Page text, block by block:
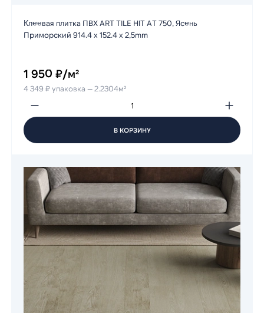
Клеевая плитка ПВХ ART TILE HIT AT 750, Ясень
Приморский 914.4 х 152.4 х 2,5mm
1 950 ₽/м²
4 349 ₽ упаковка — 2.2304м²
В КОРЗИНУ